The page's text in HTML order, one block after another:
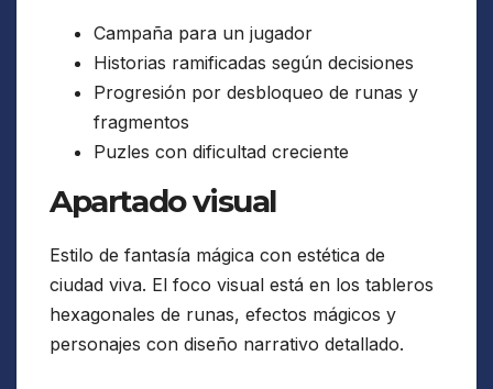
Campaña para un jugador
Historias ramificadas según decisiones
Progresión por desbloqueo de runas y
fragmentos
Puzles con dificultad creciente
Apartado visual
Estilo de fantasía mágica con estética de
ciudad viva. El foco visual está en los tableros
hexagonales de runas, efectos mágicos y
personajes con diseño narrativo detallado.